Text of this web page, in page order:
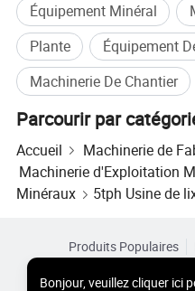
Principe de fonctionnement
Gain de temps dans le
ainsi les dépenses de
En outre, une technologie
l'efficacité de l'extraction de
La ligne de production CIL
Étapes de traitement
production GOLD CIL :
Équipement Minéral
Plante
Équipement
Machinerie De Chantier
Parcourir par
Accueil
Machinerie de
Machinerie d'Exploitation
Minéraux
5tph Usine de
Bonjour,veuillez cliquer ici
Produits Populaires